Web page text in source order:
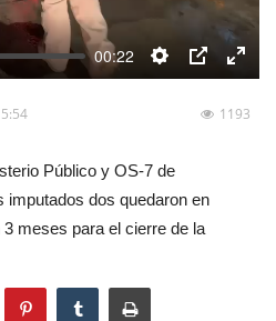
00:22
Settings
PIP
Enter
1193
Público y OS-7 de
imputados dos quedaron en
meses para el cierre de la